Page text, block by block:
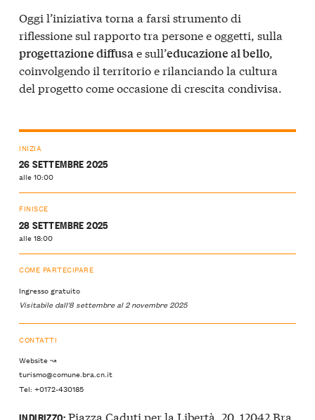
Oggi l’iniziativa torna a farsi strumento di
riflessione sul rapporto tra persone e oggetti, sulla
progettazione diffusae sull’educazione al bello,
coinvolgendo il territorio e rilanciando la cultura
del progetto come occasione di crescita condivisa.
INIZIA
26 SETTEMBRE 2025
alle 10:00
FINISCE
28 SETTEMBRE 2025
alle 18:00
COME PARTECIPARE
Ingresso gratuito
Visitabile dall'8 settembre al 2 novembre 2025
CONTATTI
Website ↝
turismo@comune.bra.cn.it
Tel: +0172-430185
INDIRIZZO:Piazza Caduti per la Libertà, 20, 12042 Bra,